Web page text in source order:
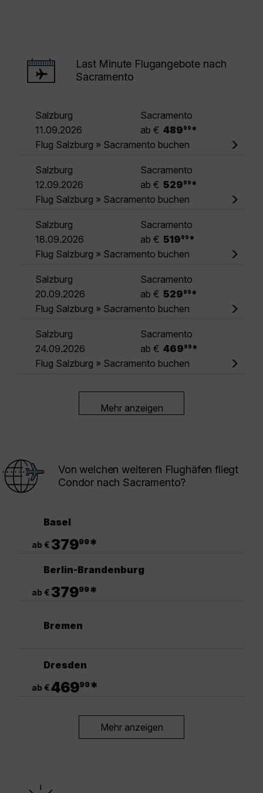
Last Minute Flugangebote nach
Sacramento
Salzburg
Sacramento
11.09.2026
ab € 489 99 *
Flug Salzburg » Sacramento buchen
Salzburg
Sacramento
12.09.2026
ab € 529 99 *
Flug Salzburg » Sacramento buchen
Salzburg
Sacramento
18.09.2026
ab € 519 99 *
Flug Salzburg » Sacramento buchen
Salzburg
Sacramento
20.09.2026
ab € 529 99 *
Flug Salzburg » Sacramento buchen
Salzburg
Sacramento
24.09.2026
ab € 469 99 *
Flug Salzburg » Sacramento buchen
Mehr anzeigen
Von welchen weiteren Flughäfen fliegt
Condor nach Sacramento?
Basel
ab € 37999*
Berlin-Brandenburg
ab € 37999*
Bremen
Dresden
ab €46999*
Mehr anzeigen